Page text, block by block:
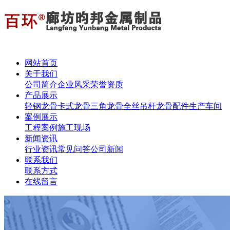
网站首页
关于我们
公司简介企业风采荣誉资质
产品展示
轻钢龙骨卡式龙骨三角龙骨全丝吊杆龙骨配件生产车间
案例展示
工程案例施工现场
新闻资讯
行业资讯常见问答公司新闻
联系我们
联系方式
在线留言